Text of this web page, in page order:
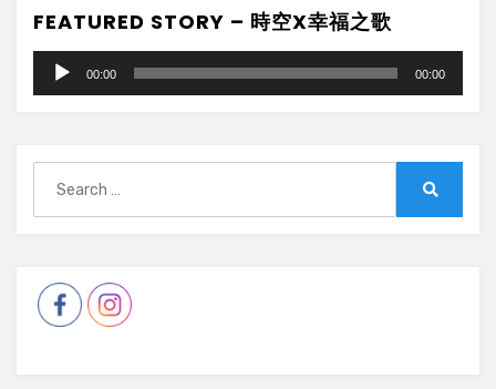
FEATURED STORY – 時空X幸福之歌
Audio
Player
00:00 00:00
for: